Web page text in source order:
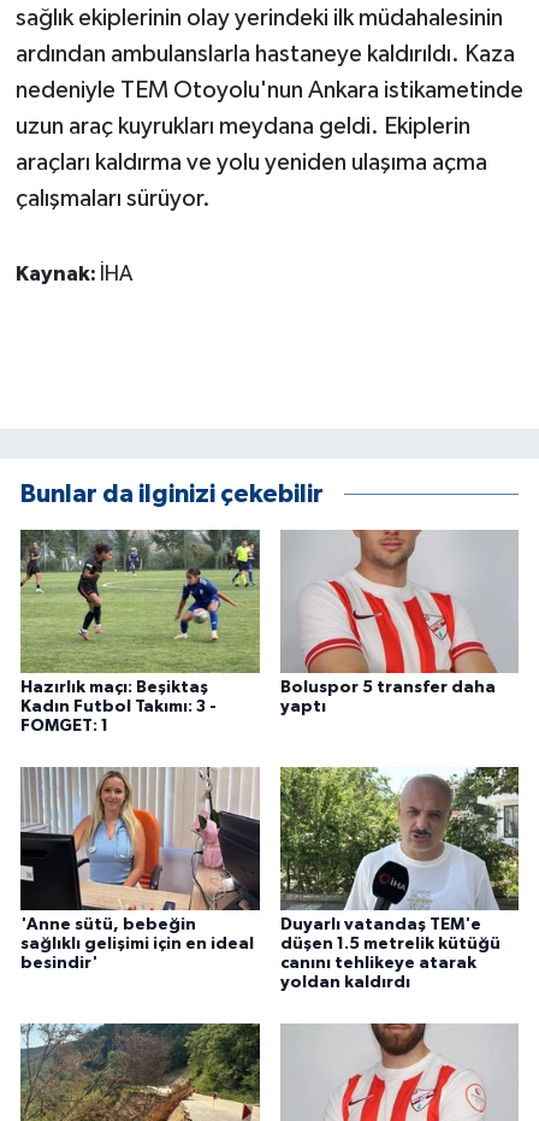
sağlık ekiplerinin olay yerindeki ilk müdahalesinin
ardından ambulanslarla hastaneye kaldırıldı. Kaza
nedeniyle TEM Otoyolu'nun Ankara istikametinde
uzun araç kuyrukları meydana geldi. Ekiplerin
araçları kaldırma ve yolu yeniden ulaşıma açma
çalışmaları sürüyor.
Kaynak: İHA
Bunlar da ilginizi çekebilir
Hazırlık maçı: Beşiktaş
Kadın Futbol Takımı: 3 -
FOMGET: 1
Boluspor 5 transfer daha
yaptı
'Anne sütü, bebeğin
sağlıklı gelişimi için en ideal
besindir'
Duyarlı vatandaş TEM'e
düşen 1.5 metrelik kütüğü
canını tehlikeye atarak
yoldan kaldırdı
KÜLTÜR SANAT
Otomobil
TEKNOLOJİ
Turizm
ÜLKE GÜNDEMİ
YAŞAM
YEREL
Yerel Haberler